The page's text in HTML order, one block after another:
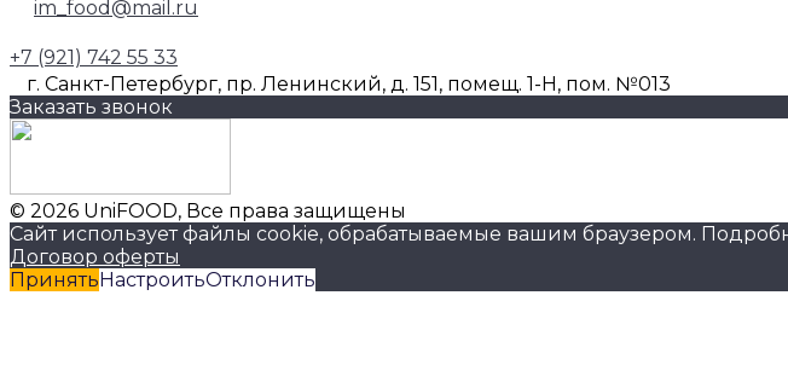
im_food@mail.ru
+7 (921) 742 55 33
г. Санкт-Петербург, пр. Ленинский, д. 151, помещ. 1-Н, пом. №013
Заказать звонок
© 2026 UniFOOD, Все права защищены
Сайт использует файлы cookie, обрабатываемые вашим браузером.
Договор оферты
ПринятьНастроитьОтклонить